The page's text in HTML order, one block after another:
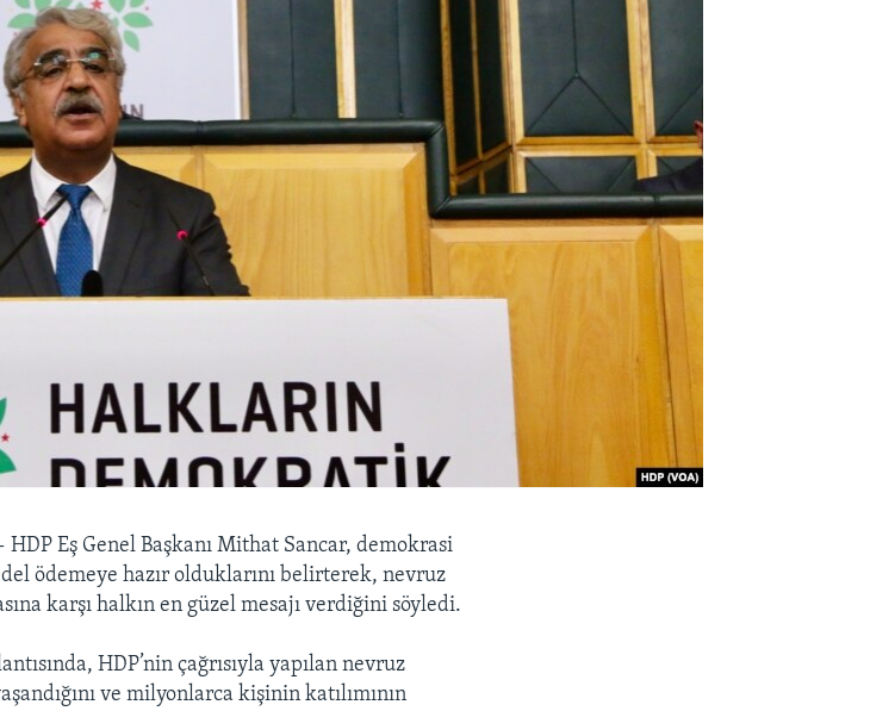
HDP Eş Genel Başkanı Mithat Sancar, demokrasi
ödemeye hazır olduklarını belirterek, nevruz
karşı halkın en güzel mesajı verdiğini söyledi.
HDP’nin çağrısıyla yapılan nevruz
ve milyonlarca kişinin katılımının